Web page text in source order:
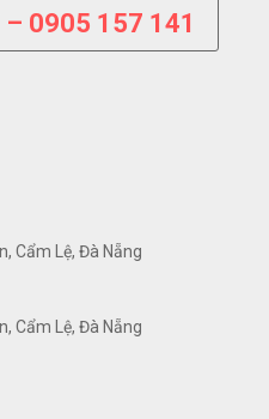
0905 157 141
Cẩm Lệ, Đà Nẵng
Cẩm Lệ, Đà Nẵng